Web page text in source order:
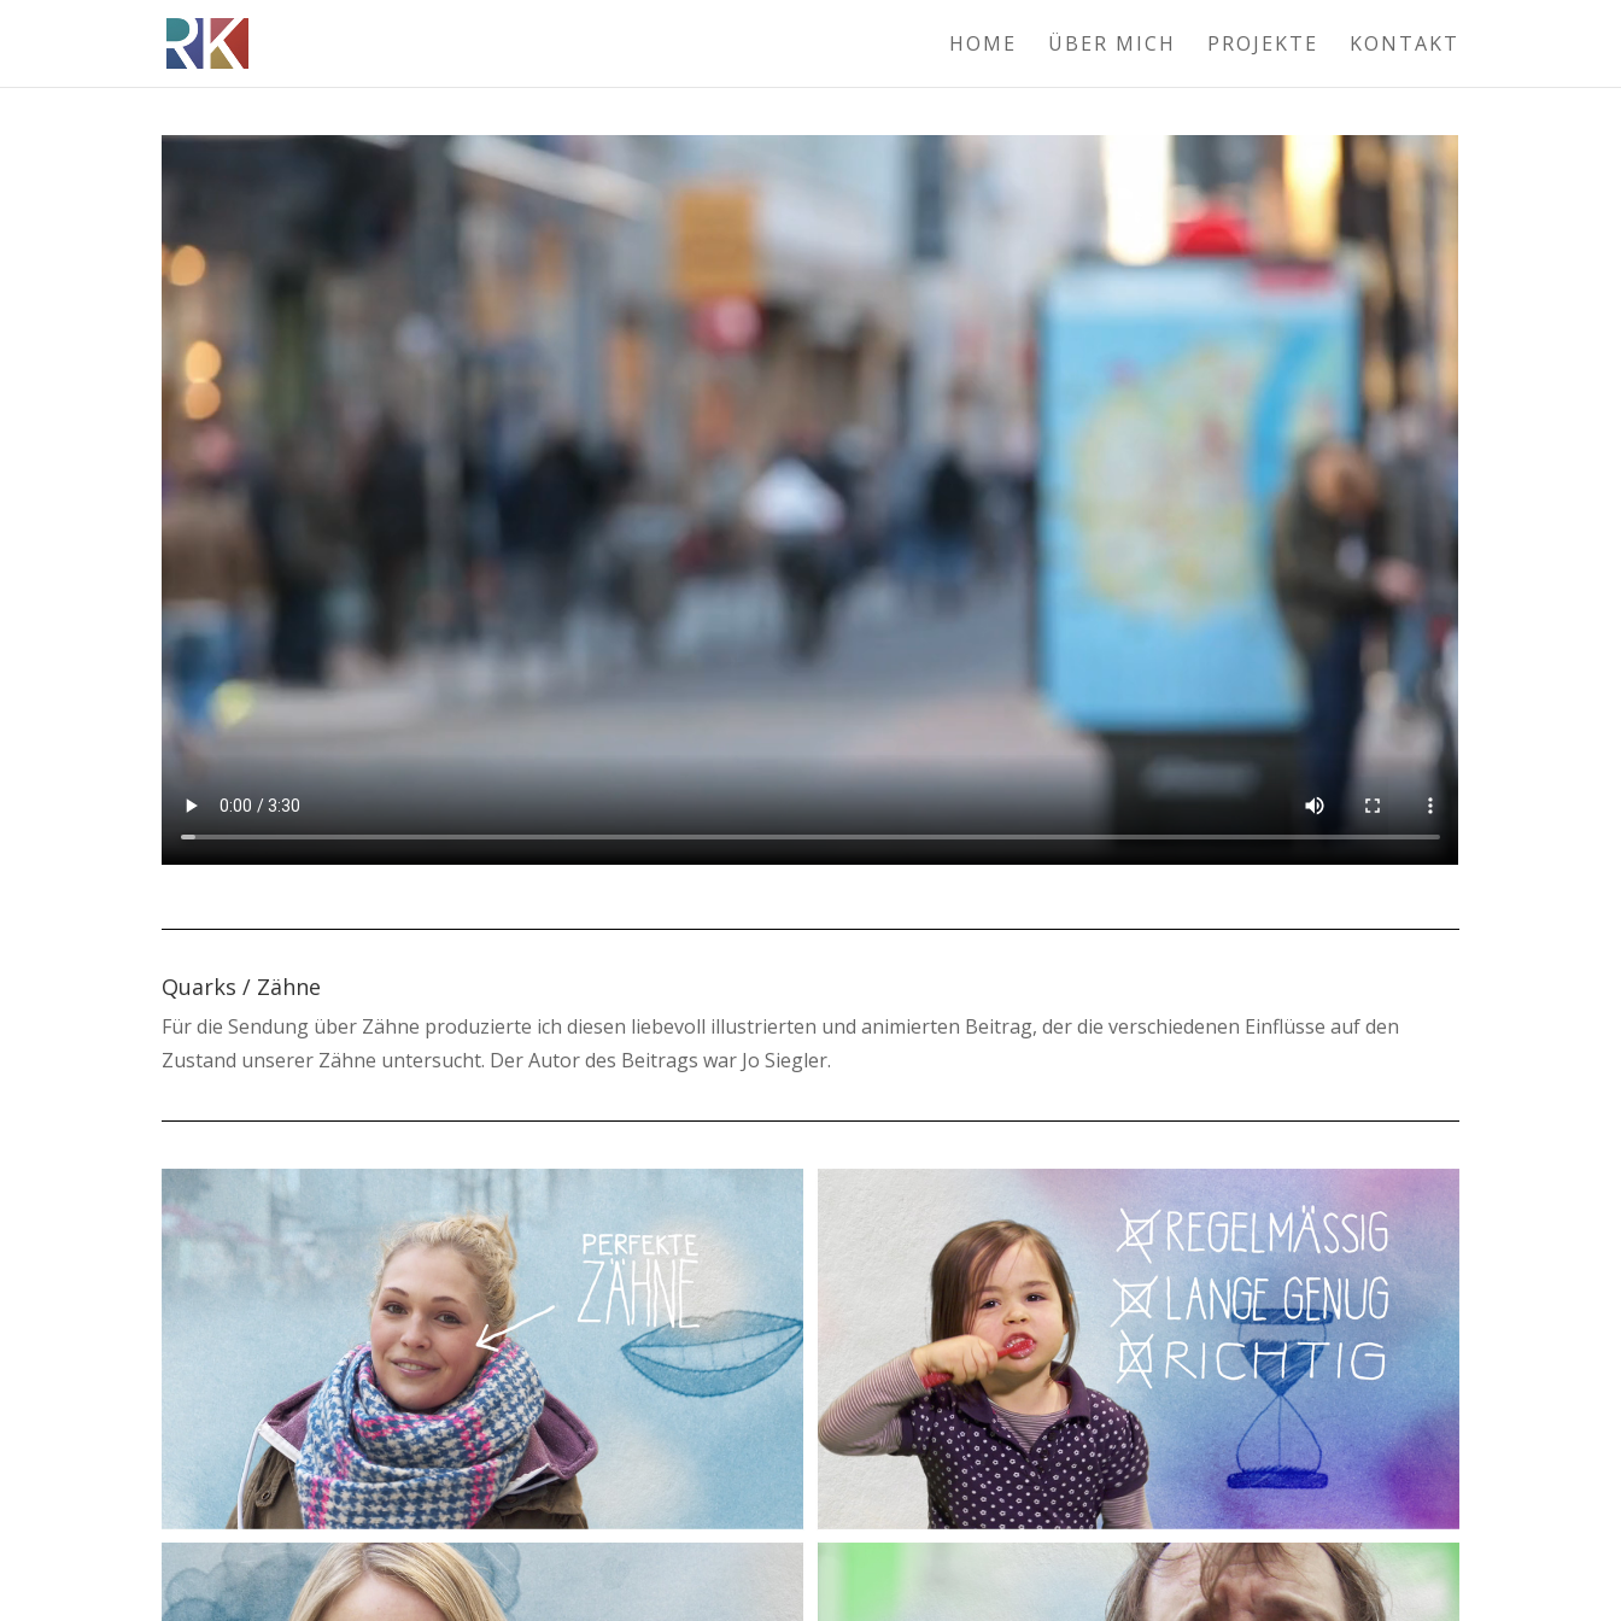
HOME ÜBER MICH PROJEKTE KONTAKT
Quarks / Zähne
Für die Sendung über Zähne produzierte ich diesen liebevoll illustrierten und animierten Beitrag, der die verschiedenen Einflüsse auf den
Zustand unserer Zähne untersucht. Der Autor des Beitrags war Jo Siegler.